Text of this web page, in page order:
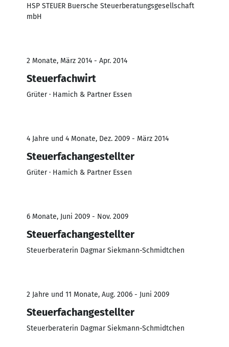
HSP STEUER Buersche Steuerberatungsgesellschaft
mbH
2 Monate, März 2014 - Apr. 2014
Steuerfachwirt
Grüter · Hamich & Partner Essen
4 Jahre und 4 Monate, Dez. 2009 - März 2014
Steuerfachangestellter
Grüter · Hamich & Partner Essen
6 Monate, Juni 2009 - Nov. 2009
Steuerfachangestellter
Steuerberaterin Dagmar Siekmann-Schmidtchen
2 Jahre und 11 Monate, Aug. 2006 - Juni 2009
Steuerfachangestellter
Steuerberaterin Dagmar Siekmann-Schmidtchen